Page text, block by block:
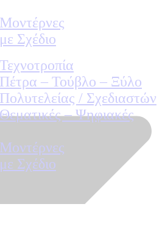
Σχέδιο
– Τούβλο – Ξύλο
/ Σχεδιαστών
– Ψηφιακές
Σχέδιο